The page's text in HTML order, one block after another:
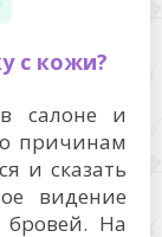
с кожи?
салоне и
причинам
и сказать
видение
На